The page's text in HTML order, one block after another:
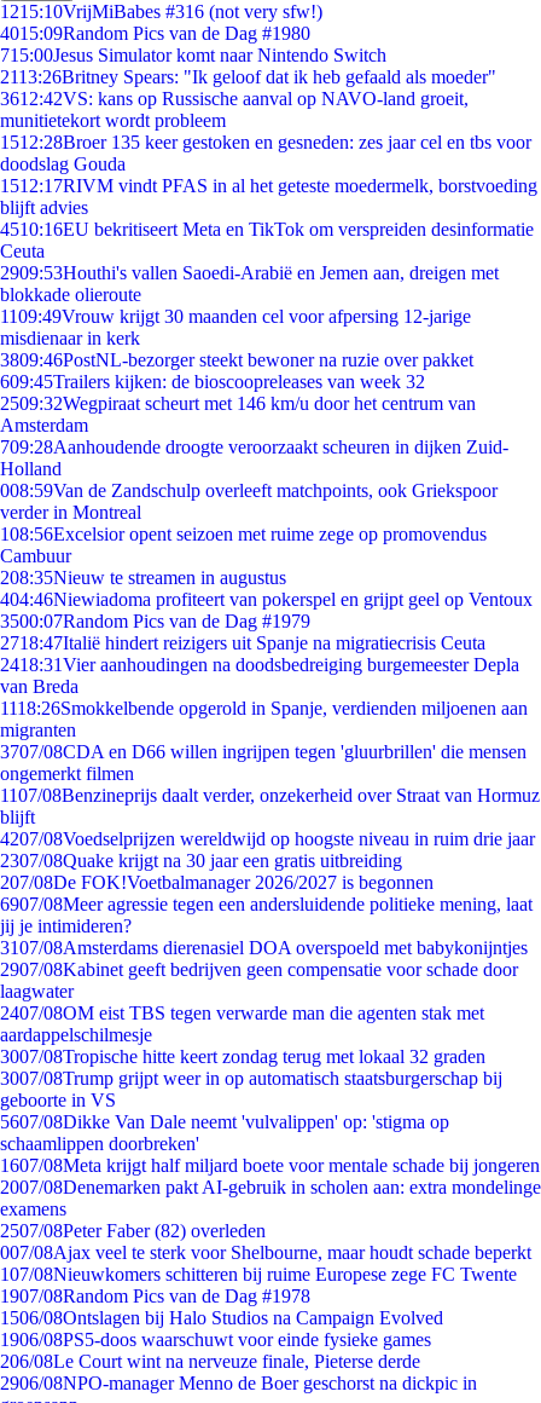
1215:10VrijMiBabes #316 (not very sfw!)
4015:09Random Pics van de Dag #1980
715:00Jesus Simulator komt naar Nintendo Switch
2113:26Britney Spears: "Ik geloof dat ik heb gefaald als moeder"
3612:42VS: kans op Russische aanval op NAVO-land groeit,
munitietekort wordt probleem
1512:28Broer 135 keer gestoken en gesneden: zes jaar cel en tbs voor
doodslag Gouda
1512:17RIVM vindt PFAS in al het geteste moedermelk, borstvoeding
blijft advies
4510:16EU bekritiseert Meta en TikTok om verspreiden desinformatie
Ceuta
2909:53Houthi's vallen Saoedi-Arabië en Jemen aan, dreigen met
blokkade olieroute
1109:49Vrouw krijgt 30 maanden cel voor afpersing 12-jarige
misdienaar in kerk
3809:46PostNL-bezorger steekt bewoner na ruzie over pakket
609:45Trailers kijken: de bioscoopreleases van week 32
2509:32Wegpiraat scheurt met 146 km/u door het centrum van
Amsterdam
709:28Aanhoudende droogte veroorzaakt scheuren in dijken Zuid-
Holland
008:59Van de Zandschulp overleeft matchpoints, ook Griekspoor
verder in Montreal
108:56Excelsior opent seizoen met ruime zege op promovendus
Cambuur
208:35Nieuw te streamen in augustus
404:46Niewiadoma profiteert van pokerspel en grijpt geel op Ventoux
3500:07Random Pics van de Dag #1979
2718:47Italië hindert reizigers uit Spanje na migratiecrisis Ceuta
2418:31Vier aanhoudingen na doodsbedreiging burgemeester Depla
van Breda
1118:26Smokkelbende opgerold in Spanje, verdienden miljoenen aan
migranten
3707/08CDA en D66 willen ingrijpen tegen 'gluurbrillen' die mensen
ongemerkt filmen
1107/08Benzineprijs daalt verder, onzekerheid over Straat van Hormuz
blijft
4207/08Voedselprijzen wereldwijd op hoogste niveau in ruim drie jaar
2307/08Quake krijgt na 30 jaar een gratis uitbreiding
207/08De FOK!Voetbalmanager 2026/2027 is begonnen
6907/08Meer agressie tegen een andersluidende politieke mening, laat
jij je intimideren?
3107/08Amsterdams dierenasiel DOA overspoeld met babykonijntjes
2907/08Kabinet geeft bedrijven geen compensatie voor schade door
laagwater
2407/08OM eist TBS tegen verwarde man die agenten stak met
aardappelschilmesje
3007/08Tropische hitte keert zondag terug met lokaal 32 graden
3007/08Trump grijpt weer in op automatisch staatsburgerschap bij
geboorte in VS
5607/08Dikke Van Dale neemt 'vulvalippen' op: 'stigma op
schaamlippen doorbreken'
1607/08Meta krijgt half miljard boete voor mentale schade bij jongeren
2007/08Denemarken pakt AI-gebruik in scholen aan: extra mondelinge
examens
2507/08Peter Faber (82) overleden
007/08Ajax veel te sterk voor Shelbourne, maar houdt schade beperkt
107/08Nieuwkomers schitteren bij ruime Europese zege FC Twente
1907/08Random Pics van de Dag #1978
1506/08Ontslagen bij Halo Studios na Campaign Evolved
1906/08PS5-doos waarschuwt voor einde fysieke games
206/08Le Court wint na nerveuze finale, Pieterse derde
2906/08NPO-manager Menno de Boer geschorst na dickpic in